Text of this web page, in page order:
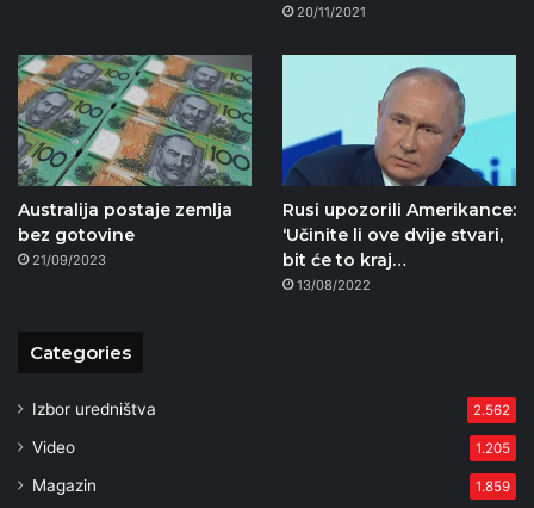
20/11/2021
Australija postaje zemlja
bez gotovine
21/09/2023
Rusi upozorili Amerikance:
‘Učinite li ove dvije stvari,
bit će to kraj…
13/08/2022
Categories
Izbor uredništva 2.562
Video 1.205
Magazin 1.859